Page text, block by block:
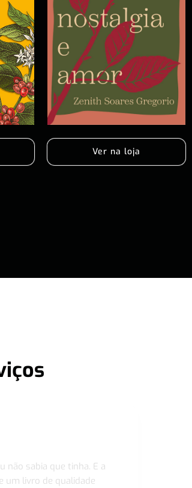
Ver na loja
não sabia que tinha. E a
um livro de qualidade